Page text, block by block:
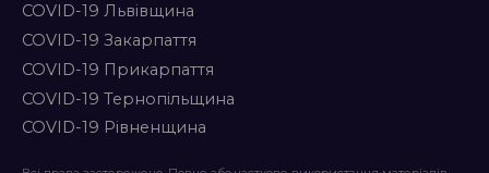
COVID-19 Львівщина
COVID-19 Закарпаття
COVID-19 Прикарпаття
COVID-19 Тернопільщина
COVID-19 Рівненщина